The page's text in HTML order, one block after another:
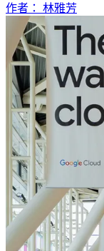
作者： 林雅芳